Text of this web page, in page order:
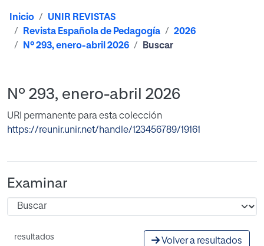
Inicio
UNIR REVISTAS
Revista Española de Pedagogía
2026
Nº 293, enero-abril 2026
Buscar
Nº 293, enero-abril 2026
URI permanente para esta colección
https://reunir.unir.net/handle/123456789/19161
Examinar
resultados Volver a resultados